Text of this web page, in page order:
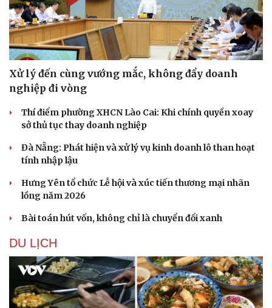
Xử lý đến cùng vướng mắc, không đẩy doanh
nghiệp đi vòng
Thí điểm phường XHCN Lào Cai: Khi chính quyền xoay
sở thủ tục thay doanh nghiệp
Đà Nẵng: Phát hiện và xử lý vụ kinh doanh lô than hoạt
tính nhập lậu
Hưng Yên tổ chức Lễ hội và xúc tiến thương mại nhãn
lồng năm 2026
Bài toán hút vốn, không chỉ là chuyển đổi xanh
DU LỊCH